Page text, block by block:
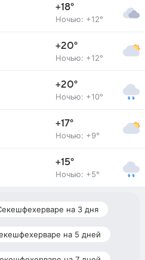
+18°
Ночью: +12°
+20°
Ночью: +12°
+20°
Ночью: +10°
+17°
Ночью: +9°
+15°
Ночью: +5°
на 3 дня
на 5 дней